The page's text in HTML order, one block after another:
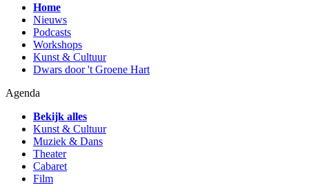
Home
Nieuws
Podcasts
Workshops
Kunst & Cultuur
Dwars door 't Groene Hart
Agenda
Bekijk alles
Kunst & Cultuur
Muziek & Dans
Theater
Cabaret
Film